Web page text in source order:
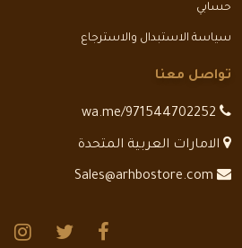
حسابي
سياسة الاستبدال والاسترجاع
تواصل معنا
الامارات العربية المتحدة